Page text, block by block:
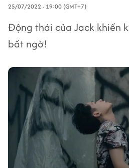
25/07/2022 - 19:00 (GMT+7)
Động thái của Jack khiến
bất ngờ!